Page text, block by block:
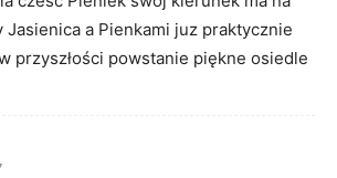
Jasienica a Pienkami juz praktycznie
przyszłości powstanie piękne osiedle